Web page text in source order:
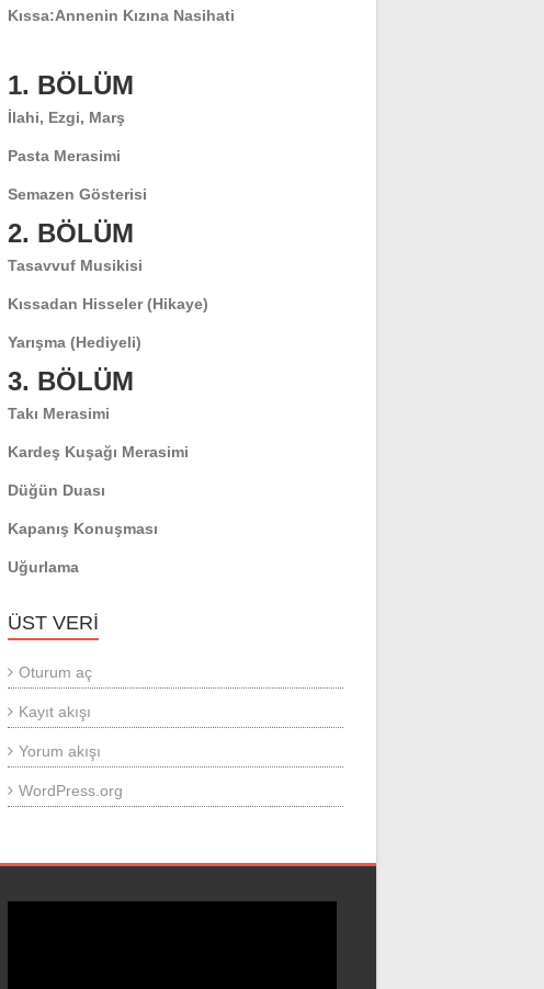
Kıssa:Annenin Kızına Nasihati
1. BÖLÜM
İlahi, Ezgi, Marş
Pasta Merasimi
Semazen Gösterisi
2. BÖLÜM
Tasavvuf Musikisi
Kıssadan Hisseler (Hikaye)
Yarışma (Hediyeli)
3. BÖLÜM
Takı Merasimi
Kardeş Kuşağı Merasimi
Düğün Duası
Kapanış Konuşması
Uğurlama
ÜST VERI
Oturum aç
Kayıt akışı
Yorum akışı
WordPress.org